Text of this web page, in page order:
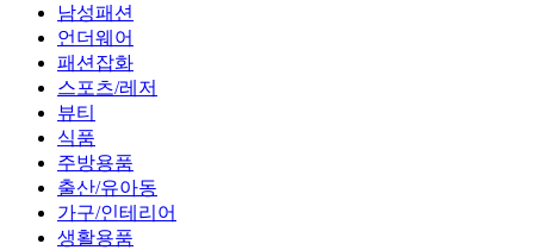
남성패션
언더웨어
패션잡화
스포츠/레저
뷰티
식품
주방용품
출산/유아동
가구/인테리어
생활용품